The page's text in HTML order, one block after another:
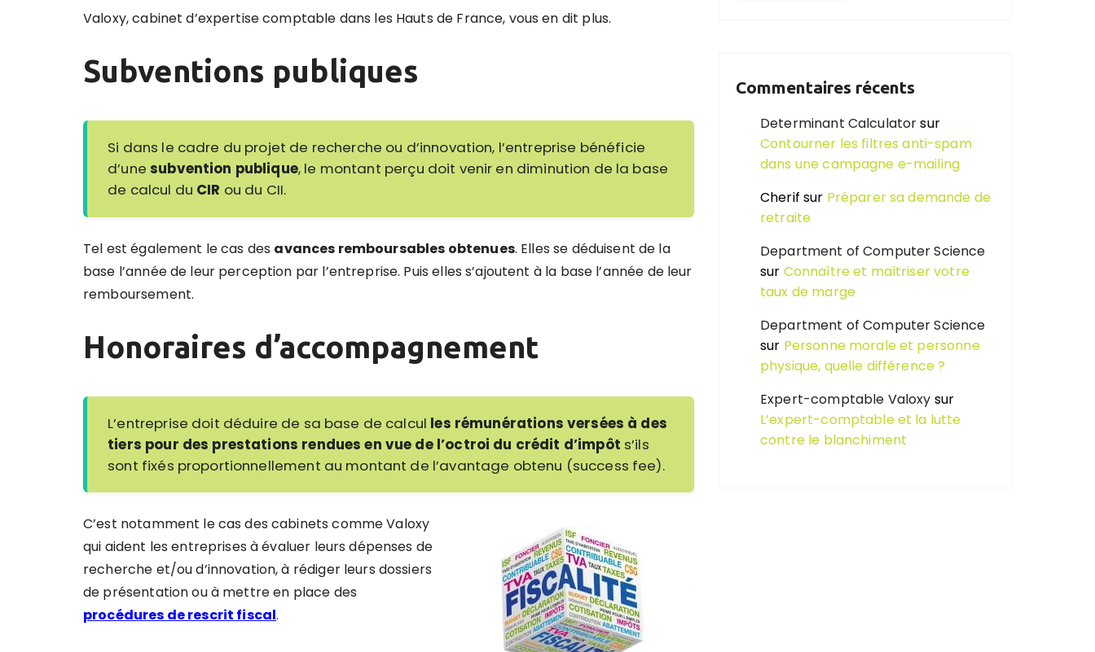
Valoxy, cabinet d’expertise comptable dans les Hauts de France, vous en dit plus.
Subventions publiques
Si dans le cadre du projet de recherche ou d’innovation, l’entreprise bénéficie
d’unesubvention publique, le montant perçu doit venir en diminution de la base
de calcul du CIR ou du CII.
Tel est également le cas des avances remboursables obtenues. Elles se déduisent de la
base l’année de leur perception par l’entreprise. Puis elles s’ajoutent à la base l’année de leur
remboursement.
Honoraires d’accompagnement
L’entreprise doit déduire de sa base de calcul les rémunérations versées à des
tiers pour des prestations rendues en vue de l’octroi du crédit d’impôt s’ils
sont fixés proportionnellement au montant de l’avantage obtenu (success fee).
C’est notamment le cas des cabinets comme Valoxy
qui aident les entreprises à évaluer leurs dépenses de
recherche et/ou d’innovation, à rédiger leurs dossiers
de présentation ou à mettre en place des
procédures de rescrit fiscal.
Commentaires récents
Determinant Calculatorsur
Contourner les filtres anti-spam
dans une campagne e-mailing
Cherif sur Préparer sa demande de
retraite
Department of Computer Science
sur Connaître et maîtriser votre
taux de marge
Department of Computer Science
sur Personne morale et personne
physique, quelle différence ?
Expert-comptable Valoxy sur
L’expert-comptable et la lutte
contre le blanchiment